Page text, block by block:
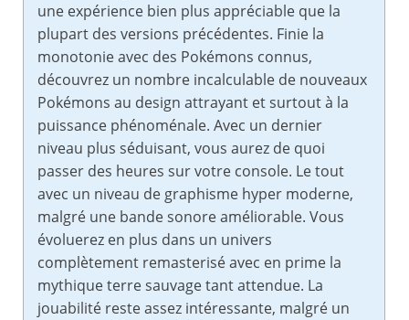
une expérience bien plus appréciable que la
plupart des versions précédentes. Finie la
monotonie avec des Pokémons connus,
découvrez un nombre incalculable de nouveaux
Pokémons au design attrayant et surtout à la
puissance phénoménale. Avec un dernier
niveau plus séduisant, vous aurez de quoi
passer des heures sur votre console. Le tout
avec un niveau de graphisme hyper moderne,
malgré une bande sonore améliorable. Vous
évoluerez en plus dans un univers
complètement remasterisé avec en prime la
mythique terre sauvage tant attendue. La
jouabilité reste assez intéressante, malgré un